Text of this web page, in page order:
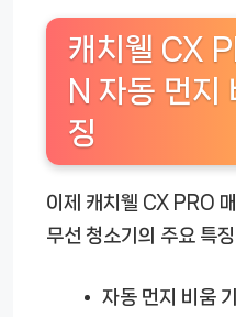
캐치웰 CX
N 자동 먼지
징
이제 캐치웰 CX PRO
무선 청소기의 주요 특
자동 먼지 비움